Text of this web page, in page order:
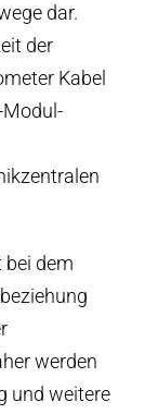
dar.
der
Kabel
Modul-
dem
werden
und weitere